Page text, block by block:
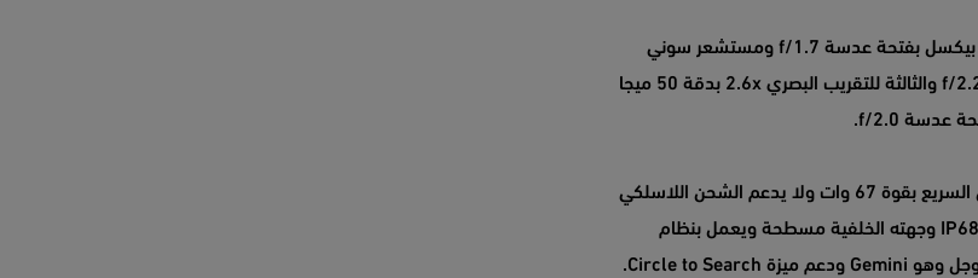
يأتي الهاتف بثلاث كاميرات في الجهة الخلفية الرئيسية بدقة 50 ميجا بيكسل بفتحة عدسة f/1.7 ومستشعر سوني
IMX906 والثانية واسعة الزاوية بدقة 12 ميجا بيكسل وفتحة عدسة f/2.2 والثالثة للتقريب البصري 2.6x بدقة 50 ميجا
هاتف Xiaomi 14T يأتي ببطارية بقوة 5,000 ميلي أمبير ودعم الشحن السريع بقوة 67 وات ولا يدعم الشحن اللاسلكي
ويأتي بقارئ للبصمة مدمج مع الشاشة ومقاوم للماء والأتربة بمعيار IP68 وجهته الخلفية مسطحة ويعمل بنظام